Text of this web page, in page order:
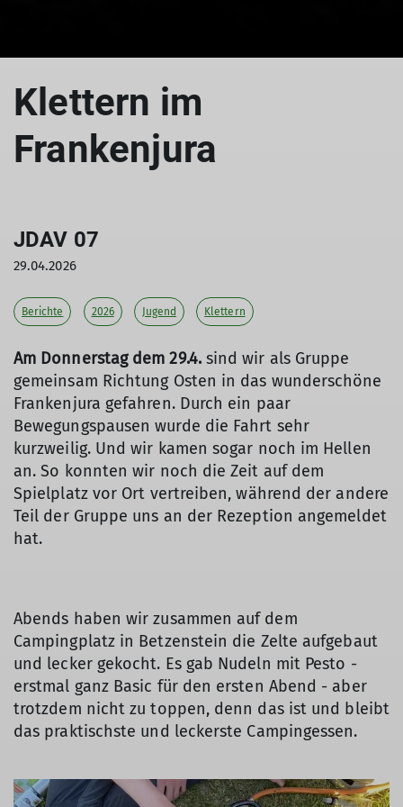
Klettern im
Frankenjura
JDAV 07
29.04.2026
Berichte 2026 Jugend Klettern
Am Donnerstag dem 29.4.sind wir als Gruppe
gemeinsam Richtung Osten in das wunderschöne
Frankenjura gefahren. Durch ein paar
Bewegungspausen wurde die Fahrt sehr
kurzweilig. Und wir kamen sogar noch im Hellen
an. So konnten wir noch die Zeit auf dem
Spielplatz vor Ort vertreiben, während der andere
Teil der Gruppe uns an der Rezeption angemeldet
hat.
Abends haben wir zusammen auf dem
Campingplatz in Betzenstein die Zelte aufgebaut
und lecker gekocht. Es gab Nudeln mit Pesto -
erstmal ganz Basic für den ersten Abend - aber
trotzdem nicht zu toppen, denn das ist und bleibt
das praktischste und leckerste Campingessen.